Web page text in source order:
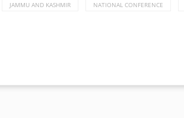
JAMMU AND KASHMIR NATIONAL CONFERENCE